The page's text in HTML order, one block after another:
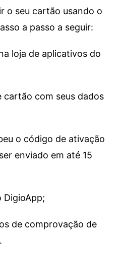
o seu cartão usando o
a passo a seguir:
loja de aplicativos do
cartão com seus dados
o código de ativação
enviado em até 15
DigioApp;
de comprovação de